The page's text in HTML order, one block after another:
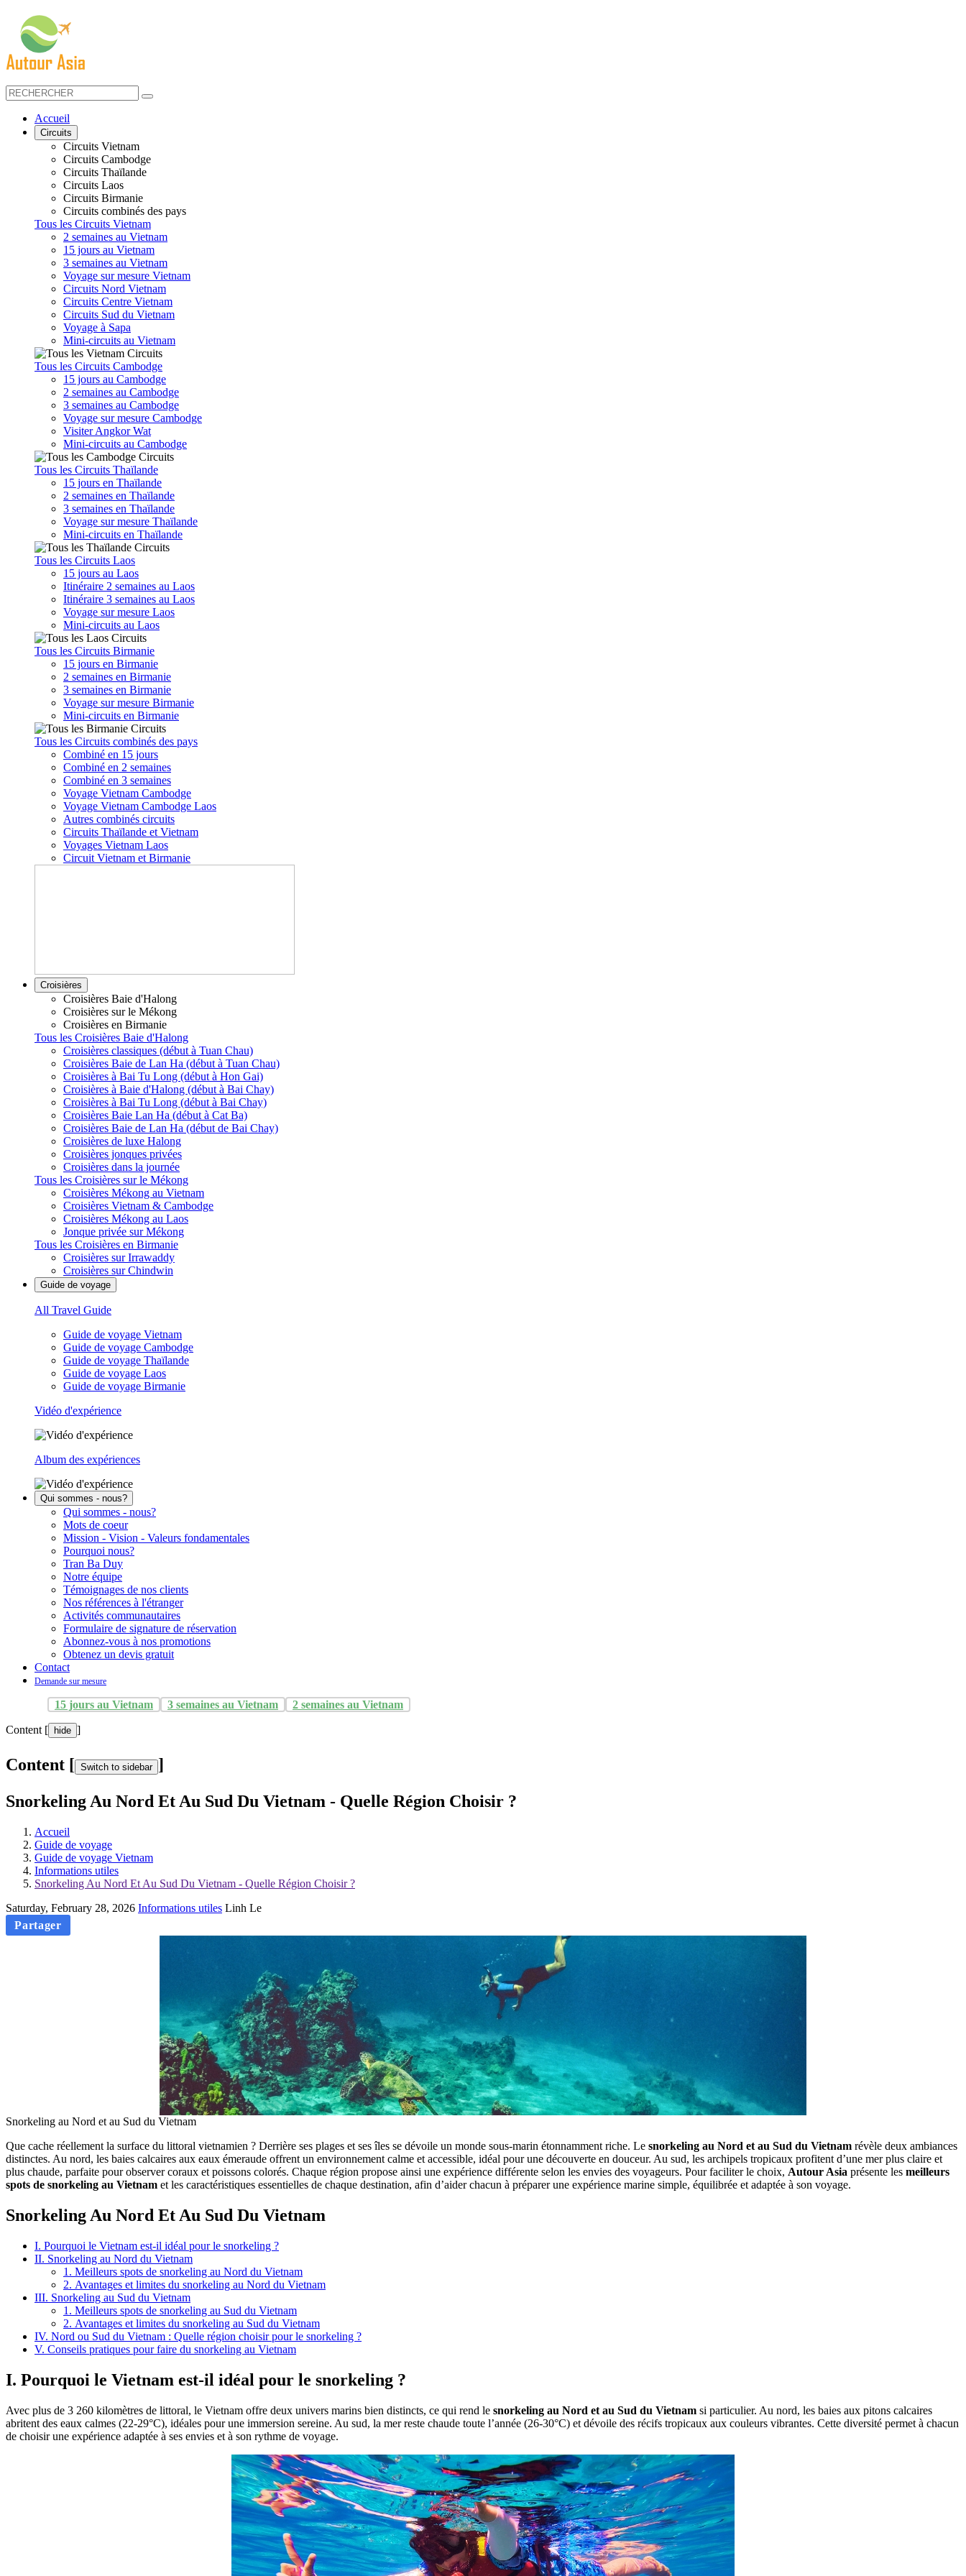
Accueil
Circuits
Circuits Vietnam
Circuits Cambodge
Circuits Thaïlande
Circuits Laos
Circuits Birmanie
Circuits combinés des pays
Tous les Circuits Vietnam
2 semaines au Vietnam
15 jours au Vietnam
3 semaines au Vietnam
Voyage sur mesure Vietnam
Circuits Nord Vietnam
Circuits Centre Vietnam
Circuits Sud du Vietnam
Voyage à Sapa
Mini-circuits au Vietnam
Tous les Circuits Cambodge
15 jours au Cambodge
2 semaines au Cambodge
3 semaines au Cambodge
Voyage sur mesure Cambodge
Visiter Angkor Wat
Mini-circuits au Cambodge
Tous les Circuits Thaïlande
15 jours en Thaïlande
2 semaines en Thaïlande
3 semaines en Thaïlande
Voyage sur mesure Thaïlande
Mini-circuits en Thaïlande
Tous les Circuits Laos
15 jours au Laos
Itinéraire 2 semaines au Laos
Itinéraire 3 semaines au Laos
Voyage sur mesure Laos
Mini-circuits au Laos
Tous les Circuits Birmanie
15 jours en Birmanie
2 semaines en Birmanie
3 semaines en Birmanie
Voyage sur mesure Birmanie
Mini-circuits en Birmanie
Tous les Circuits combinés des pays
Combiné en 15 jours
Combiné en 2 semaines
Combiné en 3 semaines
Voyage Vietnam Cambodge
Voyage Vietnam Cambodge Laos
Autres combinés circuits
Circuits Thaïlande et Vietnam
Voyages Vietnam Laos
Circuit Vietnam et Birmanie
Croisières
Croisières Baie d'Halong
Croisières sur le Mékong
Croisières en Birmanie
Tous les Croisières Baie d'Halong
Croisières classiques (début à Tuan Chau)
Croisières Baie de Lan Ha (début à Tuan Chau)
Croisières à Bai Tu Long (début à Hon Gai)
Croisières à Baie d'Halong (début à Bai Chay)
Croisières à Bai Tu Long (début à Bai Chay)
Croisières Baie Lan Ha (début à Cat Ba)
Croisières Baie de Lan Ha (début de Bai Chay)
Croisières de luxe Halong
Croisières jonques privées
Croisières dans la journée
Tous les Croisières sur le Mékong
Croisières Mékong au Vietnam
Croisières Vietnam & Cambodge
Croisières Mékong au Laos
Jonque privée sur Mékong
Tous les Croisières en Birmanie
Croisières sur Irrawaddy
Croisières sur Chindwin
Guide de voyage
All Travel Guide
Guide de voyage Vietnam
Guide de voyage Cambodge
Guide de voyage Thaïlande
Guide de voyage Laos
Guide de voyage Birmanie
Vidéo d'expérience
Album des expériences
Qui sommes - nous?
Qui sommes - nous?
Mots de coeur
Mission - Vision - Valeurs fondamentales
Pourquoi nous?
Tran Ba Duy
Notre équipe
Témoignages de nos clients
Nos références à l'étranger
Activités communautaires
Formulaire de signature de réservation
Abonnez-vous à nos promotions
Obtenez un devis gratuit
Contact
Demande sur mesure
15 jours au Vietnam 3 semaines au Vietnam 2 semaines au Vietnam
Content [ hide ]
Content [ Switch to sidebar ]
Snorkeling Au Nord Et Au Sud Du Vietnam - Quelle Région Choisir ?
Accueil
Guide de voyage
Guide de voyage Vietnam
Informations utiles
Snorkeling Au Nord Et Au Sud Du Vietnam - Quelle Région Choisir ?
Saturday, February 28, 2026 Informations utiles Linh Le
Partager
Snorkeling au Nord et au Sud du Vietnam
Que cache réellement la surface du littoral vietnamien ? Derrière ses plages et ses îles se dévoile un monde sous-marin étonnamment riche. Le snorkeling au Nord et au Sud du Vietnam révèle deux ambiances
distinctes. Au nord, les baies calcaires aux eaux émeraude offrent un environnement calme et accessible, idéal pour une découverte en douceur. Au sud, les archipels tropicaux profitent d’une mer plus claire et
plus chaude, parfaite pour observer coraux et poissons colorés. Chaque région propose ainsi une expérience différente selon les envies des voyageurs. Pour faciliter le choix, Autour Asia présente les meilleurs
spots de snorkeling au Vietnam et les caractéristiques essentielles de chaque destination, afin d’aider chacun à préparer une expérience marine simple, équilibrée et adaptée à son voyage.
Snorkeling Au Nord Et Au Sud Du Vietnam
I. Pourquoi le Vietnam est-il idéal pour le snorkeling ?
II. Snorkeling au Nord du Vietnam
1. Meilleurs spots de snorkeling au Nord du Vietnam
2. Avantages et limites du snorkeling au Nord du Vietnam
III. Snorkeling au Sud du Vietnam
1. Meilleurs spots de snorkeling au Sud du Vietnam
2. Avantages et limites du snorkeling au Sud du Vietnam
IV. Nord ou Sud du Vietnam : Quelle région choisir pour le snorkeling ?
V. Conseils pratiques pour faire du snorkeling au Vietnam
I. Pourquoi le Vietnam est-il idéal pour le snorkeling ?
Avec plus de 3 260 kilomètres de littoral, le Vietnam offre deux univers marins bien distincts, ce qui rend le snorkeling au Nord et au Sud du Vietnam si particulier. Au nord, les baies aux pitons calcaires
abritent des eaux calmes (22-29°C), idéales pour une immersion sereine. Au sud, la mer reste chaude toute l’année (26-30°C) et dévoile des récifs tropicaux aux couleurs vibrantes. Cette diversité permet à chacun
de choisir une expérience adaptée à ses envies et à son rythme de voyage.